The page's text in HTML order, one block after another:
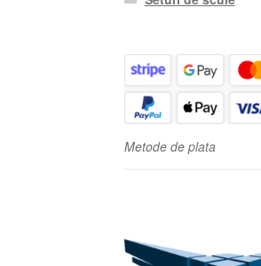
Metode de plata